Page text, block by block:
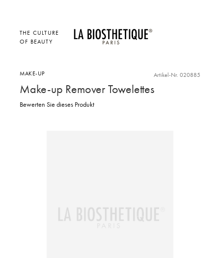
THE CULTURE
OF BEAUTY
MAKE-UP Artikel-Nr. 020885
Make-up Remover Towelettes
Bewerten Sie dieses Produkt